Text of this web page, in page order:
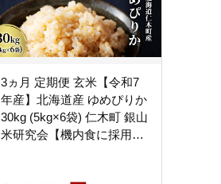
3ヵ月 定期便 玄米【令和7
年産】北海道産 ゆめぴりか
30kg (5kg×6袋) 仁木町 銀山
米研究会【機内食に採用】